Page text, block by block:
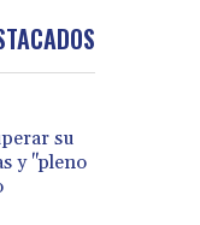
su
y "pleno